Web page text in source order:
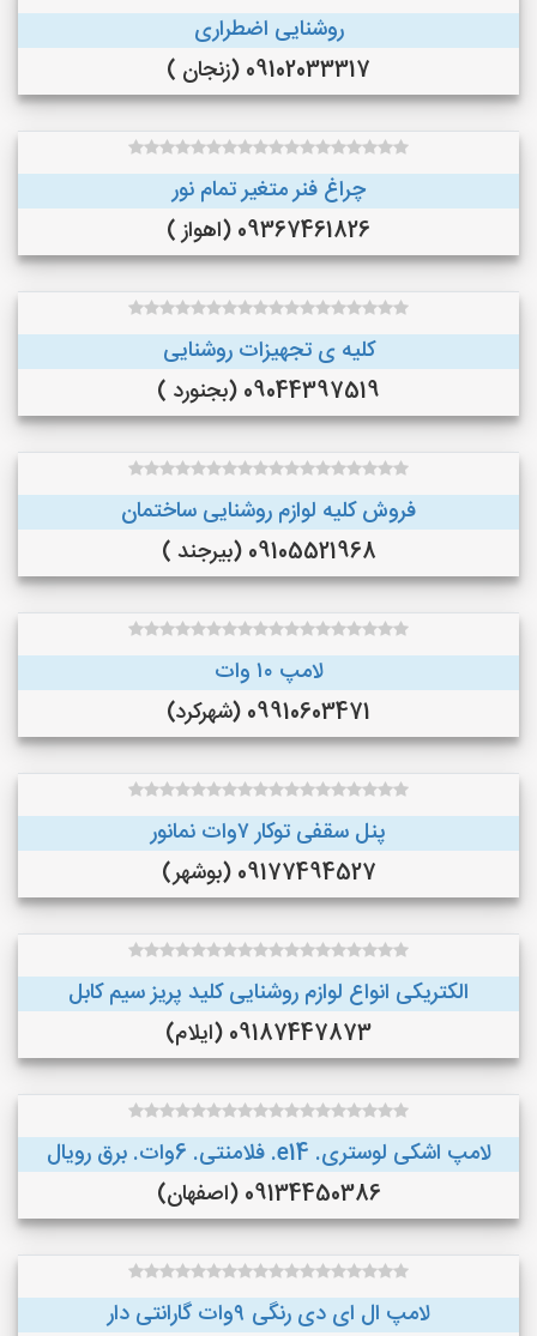
روشنایی اضطراری
09102033317 (زنجان )
چراغ فنر متغیر تمام نور
09367461826 (اهواز )
کلیه ی تجهیزات روشنایی
09044397519 (بجنورد )
فروش کلیه لوازم روشنایی ساختمان
09105521968 (بیرجند )
لامپ ۱۰ وات
09910603471 (شهرکرد)
پنل سقفی توکار ۷وات نمانور
09177494527 (بوشهر)
الکتریکی انواع لوازم روشنایی کلید پریز سیم کابل
09187447873 (ایلام)
لامپ اشکی لوستری. e14. فلامنتی. 6وات. برق رویال
09134450386 (اصفهان)
لامپ ال ای دی رنگی ۹وات گارانتی دار